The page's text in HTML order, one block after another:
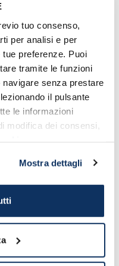
tuo consenso,
per analisi e per
preferenze. Puoi
tramite le funzioni
navigare senza prestare
il pulsante
le informazioni
modifica dei consensi,
Mostra dettagli